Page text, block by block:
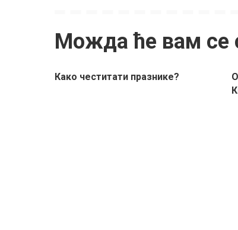
Можда ће вам се
Како честитати празнике?